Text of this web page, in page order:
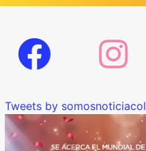
Tweets by somosnoticiacol